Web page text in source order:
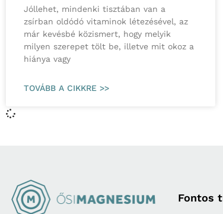
Jóllehet, mindenki tisztában van a
zsírban oldódó vitaminok létezésével, az
már kevésbé közismert, hogy melyik
milyen szerepet tölt be, illetve mit okoz a
hiánya vagy
TOVÁBB A CIKKRE >>
Fontos